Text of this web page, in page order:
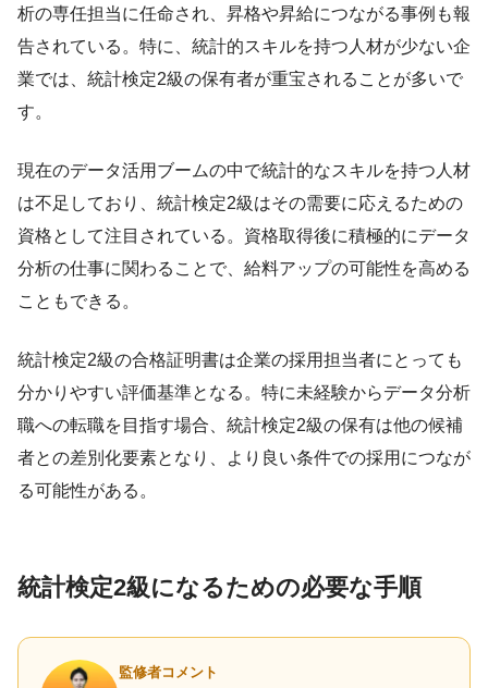
析の専任担当に任命され、昇格や昇給につながる事例も報
告されている。特に、統計的スキルを持つ人材が少ない企
業では、統計検定2級の保有者が重宝されることが多いで
す。
現在のデータ活用ブームの中で統計的なスキルを持つ人材
は不足しており、統計検定2級はその需要に応えるための
資格として注目されている。資格取得後に積極的にデータ
分析の仕事に関わることで、給料アップの可能性を高める
こともできる。
統計検定2級の合格証明書は企業の採用担当者にとっても
分かりやすい評価基準となる。特に未経験からデータ分析
職への転職を目指す場合、統計検定2級の保有は他の候補
者との差別化要素となり、より良い条件での採用につなが
る可能性がある。
統計検定2級になるための必要な手順
監修者コメント